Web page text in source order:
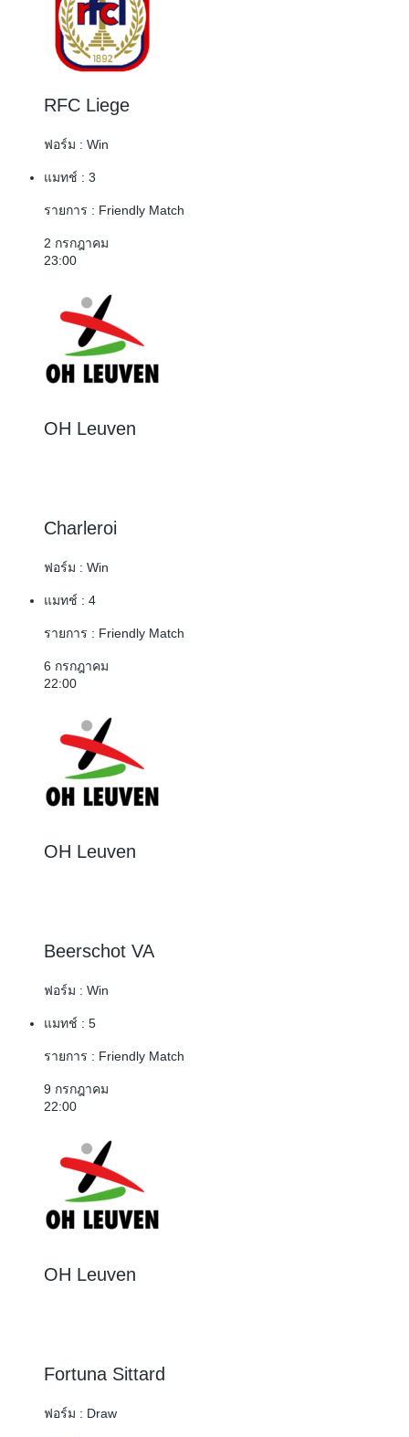
RFC Liege
ฟอร์ม : Win
แมทช์ : 3
รายการ : Friendly Match
2 กรกฎาคม
23:00
OH Leuven
Charleroi
ฟอร์ม : Win
แมทช์ : 4
รายการ : Friendly Match
6 กรกฎาคม
22:00
OH Leuven
Beerschot VA
ฟอร์ม : Win
แมทช์ : 5
รายการ : Friendly Match
9 กรกฎาคม
22:00
OH Leuven
Fortuna Sittard
ฟอร์ม : Draw